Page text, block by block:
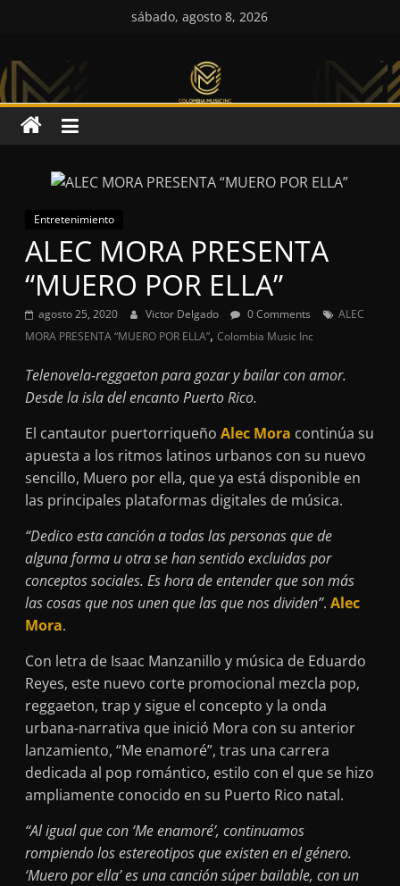
sábado, agosto 8, 2026
Colombia
Music
Inc
Music
Inc
Entretenimiento
ALEC MORA PRESENTA
“MUERO POR ELLA”
agosto 25, 2020 Victor Delgado 0 Comments
ALEC
MORA PRESENTA “MUERO POR ELLA”,Colombia Music Inc
Telenovela-reggaeton para gozar y bailar con amor.
Desde la isla del encanto Puerto Rico.
El cantautor puertorriqueñoAlec Mora continúa su
apuesta a los ritmos latinos urbanos con su nuevo
sencillo, Muero por ella, que ya está disponible en
las principales plataformas digitales de música.
“Dedico esta canción a todas las personas que de
alguna forma u otra se han sentido excluidas por
conceptos sociales. Es hora de entender que son más
las cosas que nos unen que las que nos dividen”.Alec
Mora.
Con letra de Isaac Manzanillo y música de Eduardo
Reyes, este nuevo corte promocional mezcla pop,
reggaeton, trap y sigue el concepto y la onda
urbana-narrativa que inició Mora con su anterior
lanzamiento, “Me enamoré”, tras una carrera
dedicada al pop romántico, estilo con el que se hizo
ampliamente conocido en su Puerto Rico natal.
“Al igual que con ‘Me enamoré’, continuamos
rompiendo los estereotipos que existen en el género.
‘Muero por ella’ es una canción súper bailable, con un